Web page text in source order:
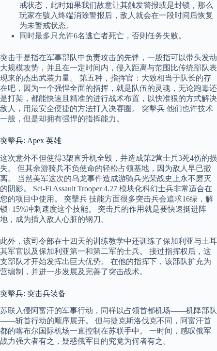
戒状态，此时如果我们故意让其触发警报或是封锁，那么
玩家在骇入终端消除警报后，敌人就会在一段时间后恢复
为未警戒状态。
同时最多只允许6名逃亡者死亡，否则任务失败。
突击手是指在军事部队中负责攻击的先锋，一般指可以带头发动
大规模攻势，并且在一定时间内，侵入距离与范围比传统部队表
现来的杰出武装力量。 第五种，指挥官：大致相当于队长的存
在吧，因为一个强悍全面的指挥，就是队伍的灵魂，无论跑毒还
是打架，都能快速且精准的进行战术布置，以快准狠的方式解决
敌人，用最安全便捷的方法打入决赛圈。 突擊兵 他们也许技术
一般，但是却拥有强悍的指挥能力。
突擊兵: Apex 英雄
这次意外不但使得3架直升机全毁，并造成第2营士兵3死4伤的损
失。 但其余游骑兵不负使命的轻松占领基地，因为敌人早已撤
离。 当然美军这次的乌龙事件造成游骑兵光荣战史上永不磨灭
的阴影。 Sci-Fi Assault Trooper 4.27 模块化科幻士兵非常适合在
您的项目中使用。 突擊兵 技能方面很多突击兵会追求16绿，解
锁+15%冲刺速度这个技能。 突击兵的作用就是要快速挺进阵
地，成为插入敌人心脏的钢刀。
此外，该司令部在十四天的训练教学中还训练了保加利亚与土耳
其军官以及保加利亚第一和第二军的士兵。 接过指挥权后，这
支部队才开始发挥出巨大优势。 在他的指挥下，该部队扩充为
营编制，并进一步发展及完善了突击战术。
突擊兵: 突击兵装备
苏联入侵阿富汗的军事行动，同样以占领首都机场——机降部队
——斩首行动的顺序展开。 但与捷克斯洛伐克不同，阿富汗首
都的喀布尔国际机场一直控制在苏联手中。 一时间，感叹俄军
战力强大者有之，疑惑俄军目的究竟为何者有之。